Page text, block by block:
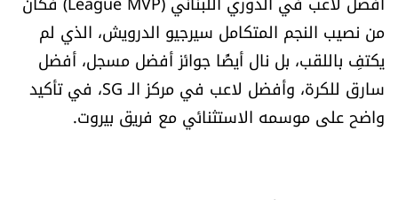
من نصيب النجم المتكامل سيرجيو الدرويش، الذي لم
يكتفِ باللقب، بل نال أيضًا جوائز أفضل مسجل، أفضل
سارق للكرة، وأفضل لاعب في مركز الـ SG، في تأكيد
واضح على موسمه الاستثنائي مع فريق بيروت.